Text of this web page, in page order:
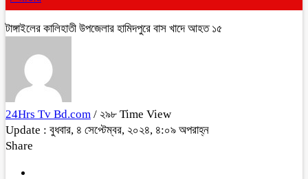
টাঙ্গাইলের কালিহাতী উপজেলার হামিদপুরে বাস খাদে আহত ১৫
24Hrs Tv Bd.com / ২৯৮ Time View
Update : বুধবার, ৪ সেপ্টেম্বর, ২০২৪, ৪:০৯ অপরাহ্ন
Share